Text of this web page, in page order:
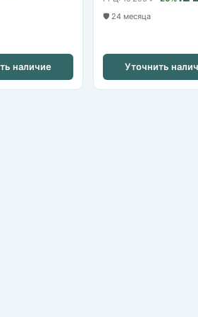
наличие
🛡️ 24 месяца
Уточнить